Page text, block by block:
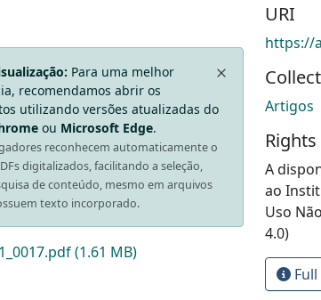
Para uma melhor
recomendamos abrir os
utilizando versões atualizadas do
ou Microsoft Edge.
reconhecem automaticamente o
digitalizados, facilitando a seleção,
de conteúdo, mesmo em arquivos
texto incorporado.
(1.61 MB)
URI
https://
Artigos
A
ao
Uso
4.0)